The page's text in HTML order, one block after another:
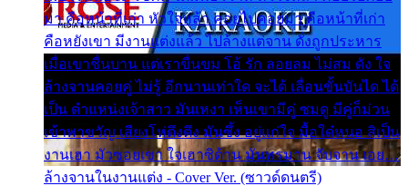
มา คือหน้าที่เก่า หัวใจหล้า คอยไปคอยมา คือหน้าที่เก่า
คือหยังเขา มีงานแต่งแล้ว ไปล้างแต่จาน ดั่งถูกประหาร
เมื่อเขาชื่นบาน แต่เราขื่นขม โอ้ รัก ลอยลม ไม่สม ดัง ใจ
ล้างจานคอยคู่ ไม่รู้ อีกนานเท่าใด จะได้ เลื่อนขั้นบันได ได้
เป็น ตำแหน่งเจ้าสาว มันเหงา เห็นเขามีคู่ ซมดู มีคู่ก็ม่วน
เข้าพาขวัญ เสียงโห่ตึงตึง มันซึ้ง อยู่แก่ใจ มื้อใด๋หนอ สิเป็น
งานเฮา มัวซอยเขา ใจเฮาซิด้าน มันทรมาน จับจาน เอย…
ล้างจานในงานแต่ง - Cover Ver. (ซาวด์ดนตรี)